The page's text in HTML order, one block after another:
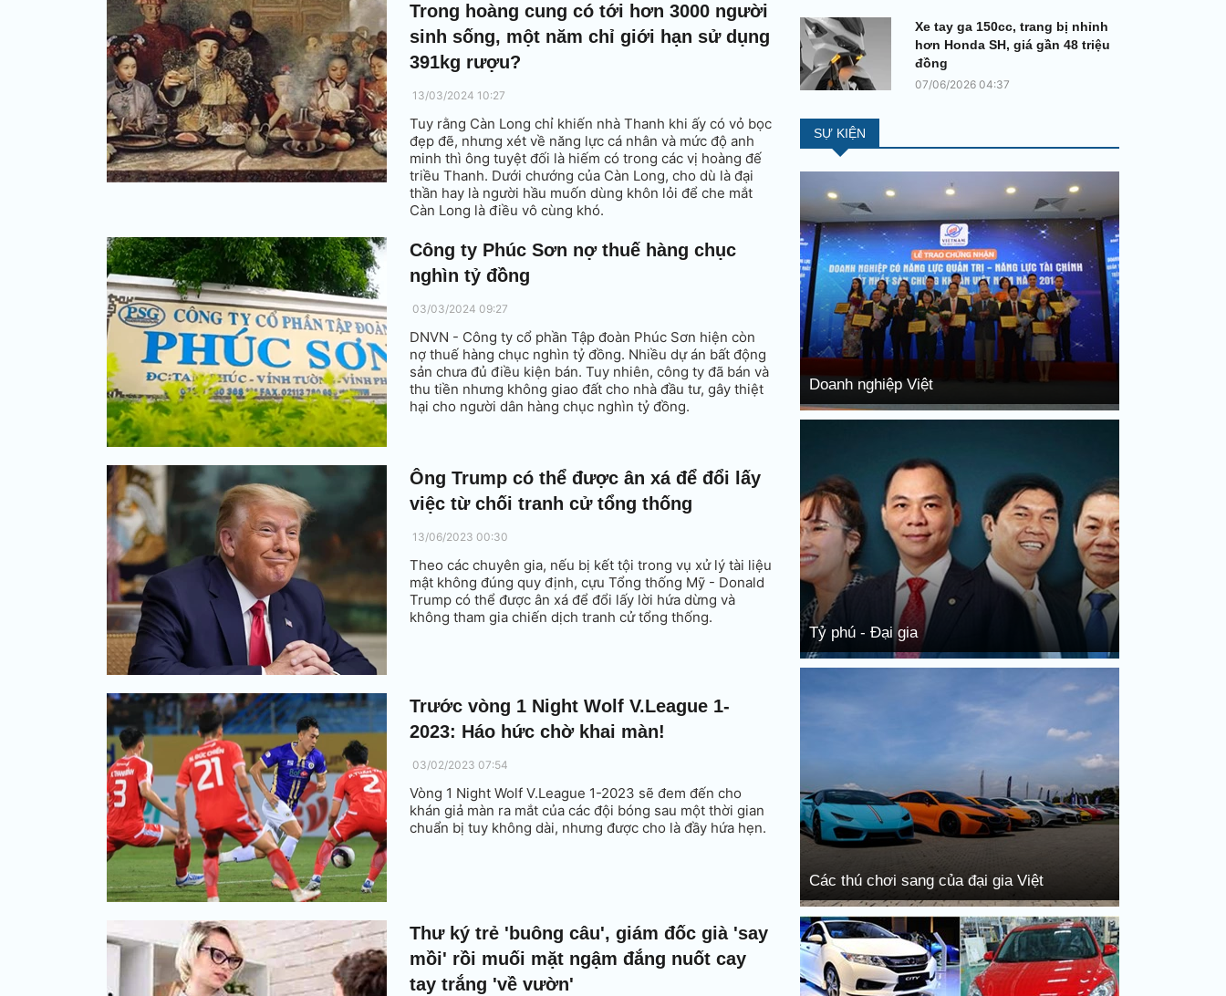
Trong hoàng cung có tới hơn 3000 người
sinh sống, một năm chỉ giới hạn sử dụng
391kg rượu?
13/03/2024 10:27
Tuy rằng Càn Long chỉ khiến nhà Thanh khi ấy có vỏ bọc
đẹp đẽ, nhưng xét về năng lực cá nhân và mức độ anh
minh thì ông tuyệt đối là hiếm có trong các vị hoàng đế
triều Thanh. Dưới chướng của Càn Long, cho dù là đại
thần hay là người hầu muốn dùng khôn lỏi để che mắt
Càn Long là điều vô cùng khó.
Công ty Phúc Sơn nợ thuế hàng chục
nghìn tỷ đồng
03/03/2024 09:27
DNVN - Công ty cổ phần Tập đoàn Phúc Sơn hiện còn
nợ thuế hàng chục nghìn tỷ đồng. Nhiều dự án bất động
sản chưa đủ điều kiện bán. Tuy nhiên, công ty đã bán và
thu tiền nhưng không giao đất cho nhà đầu tư, gây thiệt
hại cho người dân hàng chục nghìn tỷ đồng.
Ông Trump có thể được ân xá để đổi lấy
việc từ chối tranh cử tổng thống
13/06/2023 00:30
Theo các chuyên gia, nếu bị kết tội trong vụ xử lý tài liệu
mật không đúng quy định, cựu Tổng thống Mỹ - Donald
Trump có thể được ân xá để đổi lấy lời hứa dừng và
không tham gia chiến dịch tranh cử tổng thống.
Trước vòng 1 Night Wolf V.League 1-
2023: Háo hức chờ khai màn!
03/02/2023 07:54
Vòng 1 Night Wolf V.League 1-2023 sẽ đem đến cho
khán giả màn ra mắt của các đội bóng sau một thời gian
chuẩn bị tuy không dài, nhưng được cho là đầy hứa hẹn.
Thư ký trẻ 'buông câu', giám đốc già 'say
mồi' rồi muối mặt ngậm đắng nuốt cay
tay trắng 'về vườn'
Xe tay ga 150cc, trang bị nhỉnh
hơn Honda SH, giá gần 48 triệu
đồng
07/06/2026 04:37
SỰ KIỆN
Doanh nghiệp Việt
Tỷ phú - Đại gia
Các thú chơi sang của đại gia Việt